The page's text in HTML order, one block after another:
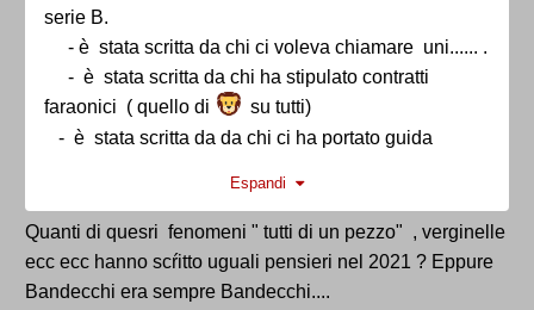
serie B.
- è stata scritta da chi ci voleva chiamare uni...... .
- è stata scritta da chi ha stipulato contratti
faraonici ( quello di
su tutti)
- è stata scritta da da chi ci ha portato guida
Espandi
Quanti di quesri fenomeni " tutti di un pezzo" , verginelle
ecc ecc hanno scŕitto uguali pensieri nel 2021 ? Eppure
Bandecchi era sempre Bandecchi....